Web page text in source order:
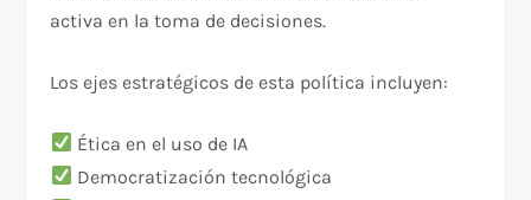
activa en la toma de decisiones.
Los ejes estratégicos de esta política incluyen:
Ética en el uso de IA
Democratización tecnológica